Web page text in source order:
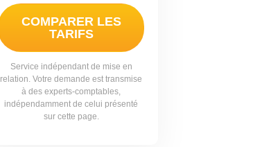
COMPARER LES
TARIFS
Service indépendant de mise en
relation. Votre demande est transmise
à des experts-comptables,
indépendamment de celui présenté
sur cette page.